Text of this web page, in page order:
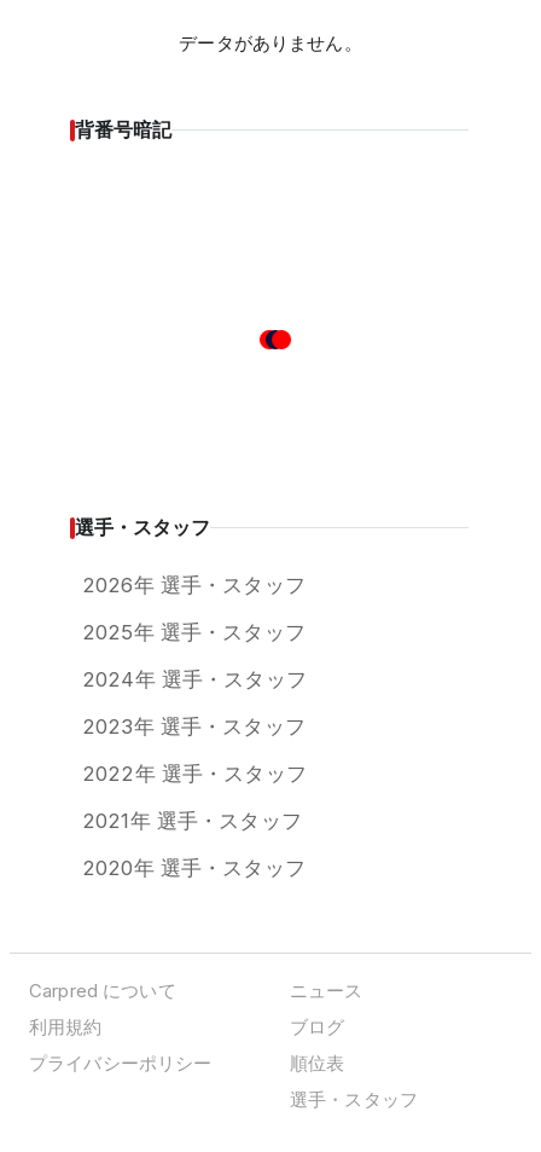
データがありません。
背番号暗記
選手・スタッフ
2026年 選手・スタッフ
2025年 選手・スタッフ
2024年 選手・スタッフ
2023年 選手・スタッフ
2022年 選手・スタッフ
2021年 選手・スタッフ
2020年 選手・スタッフ
Carpred について
利用規約
プライバシーポリシー
ニュース
ブログ
順位表
選手・スタッフ